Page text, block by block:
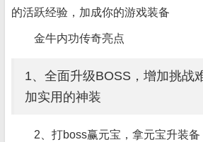
的活跃经验，加成你的游戏装备
金牛内功传奇亮点
1、全面升级BOSS，增加挑战
加实用的神装
2、打boss赢元宝，拿元宝升装